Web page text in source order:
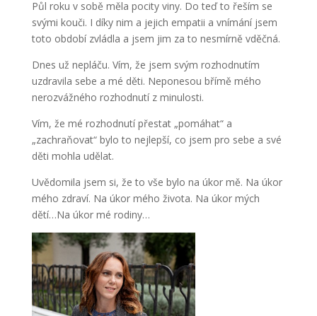
Půl roku v sobě měla pocity viny. Do teď to řeším se
svými kouči. I díky nim a jejich empatii a vnímání jsem
toto období zvládla a jsem jim za to nesmírně vděčná.
Dnes už nepláču. Vím, že jsem svým rozhodnutím
uzdravila sebe a mé děti. Neponesou břímě mého
nerozvážného rozhodnutí z minulosti.
Vím, že mé rozhodnutí přestat „pomáhat“ a
„zachraňovat“ bylo to nejlepší, co jsem pro sebe a své
děti mohla udělat.
Uvědomila jsem si, že to vše bylo na úkor mě. Na úkor
mého zdraví. Na úkor mého života. Na úkor mých
dětí…Na úkor mé rodiny…